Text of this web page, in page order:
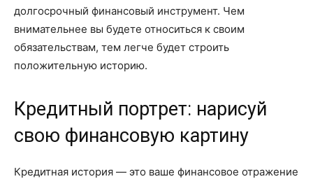
долгосрочный финансовый инструмент. Чем
внимательнее вы будете относиться к своим
обязательствам, тем легче будет строить
положительную историю.
Кредитный портрет: нарисуй
свою финансовую картину
Кредитная история — это ваше финансовое отражение